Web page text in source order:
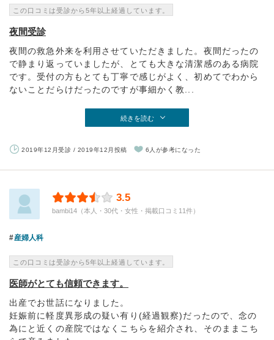
この口コミは受診から5年以上経過しています。
夜間受診
夜間の救急外来を利用させていただきました。夜間だったの
で静まり返っていましたが、とても大きな清潔感のある病院
です。受付の方もとても丁寧で感じがよく、初めてでわから
ないことだらけだったのですが事細かく教...
続きを読む
2019年12月受診 / 2019年12月投稿 6人が参考になった
3.5
bambi14（本人・30代・女性・掲載口コミ11件）
産婦人科
この口コミは受診から5年以上経過しています。
医師がとても信頼できます。
出産でお世話になりました。
妊娠前に軽度異形成の疑い有り(経過観察)だったので、念の
為にと近くの産院ではなくこちらを紹介され、そのままこち